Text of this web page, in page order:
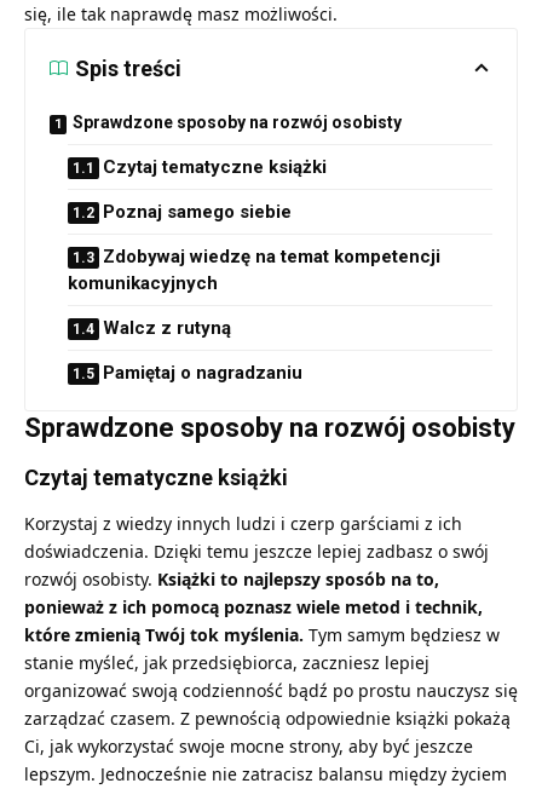
się, ile tak naprawdę masz możliwości.
Spis treści
Sprawdzone sposoby na rozwój osobisty
Czytaj tematyczne książki
Poznaj samego siebie
Zdobywaj wiedzę na temat kompetencji
komunikacyjnych
Walcz z rutyną
Pamiętaj o nagradzaniu
Sprawdzone sposoby na rozwój osobisty
Czytaj tematyczne książki
Korzystaj z wiedzy innych ludzi i czerp garściami z ich
doświadczenia. Dzięki temu jeszcze lepiej zadbasz o swój
rozwój osobisty. Książki to najlepszy sposób na to,
ponieważ z ich pomocą poznasz wiele metod i technik,
które zmienią Twój tok myślenia. Tym samym będziesz w
stanie myśleć, jak przedsiębiorca, zaczniesz lepiej
organizować swoją codzienność bądź po prostu nauczysz się
zarządzać czasem. Z pewnością odpowiednie książki pokażą
Ci, jak wykorzystać swoje mocne strony, aby być jeszcze
lepszym. Jednocześnie nie zatracisz balansu między życiem